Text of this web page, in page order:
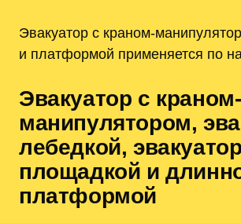
Эвакуатор с краном-
и платформой применяется по
Эвакуатор с краном-
манипулятором,
лебедкой,
площадкой и
платформой